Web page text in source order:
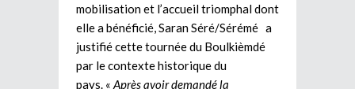
mobilisation et l’accueil triomphal dont
elle a bénéficié, Saran Séré/Sérémé a
justifié cette tournée du Boulkièmdé
par le contexte historique du
pays. « Après avoir demandé la